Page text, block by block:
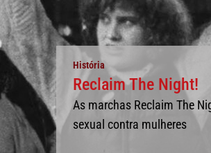
História
Reclaim The Night!
As marchas Reclaim The
sexual contra mulheres